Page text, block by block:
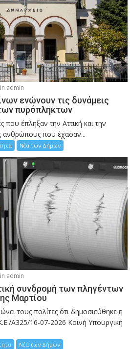
admin
ενώνουν τις δυνάμεις
πυρόπληκτων
που έπληξαν την Αττική και την
ανθρώπους που έχασαν...
Νέα των Δήμων
admin
συνδρομή των πληγέντων
Μαρτίου
τους πολίτες ότι δημοσιεύθηκε η
Α325/16-07-2026 Κοινή Υπουργική
Νέα των Δήμων